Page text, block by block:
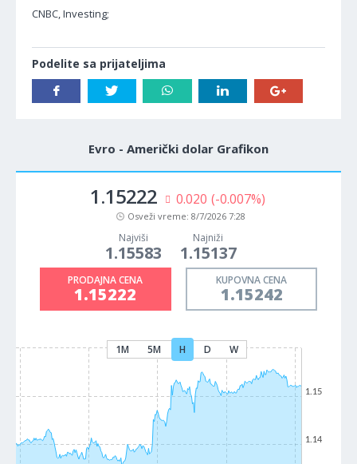
CNBC, Investing;
Podelite sa prijateljima
Evro - Američki dolar Grafikon
1.15222 0.020 (-0.007%)
Osveži vreme: 8/7/2026 7:28
Najviši
1.15583
Najniži
1.15137
PRODAJNA CENA
1.15222
KUPOVNA CENA
1.15242
1M 5M H D W
1.14
1.15